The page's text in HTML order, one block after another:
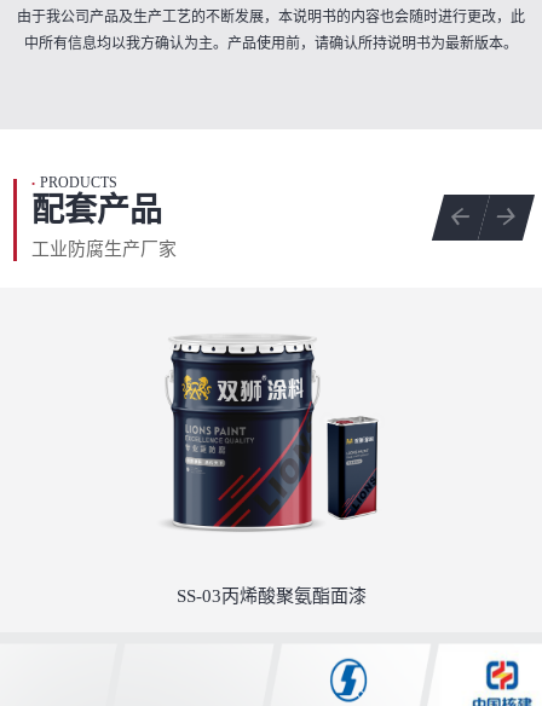
由于我公司产品及生产工艺的不断发展，本说明书的内容也会随时进行更改，此
中所有信息均以我方确认为主。产品使用前，请确认所持说明书为最新版本。
• PRODUCTS
配套产品
工业防腐生产厂家
SS-03丙烯酸聚氨酯面漆